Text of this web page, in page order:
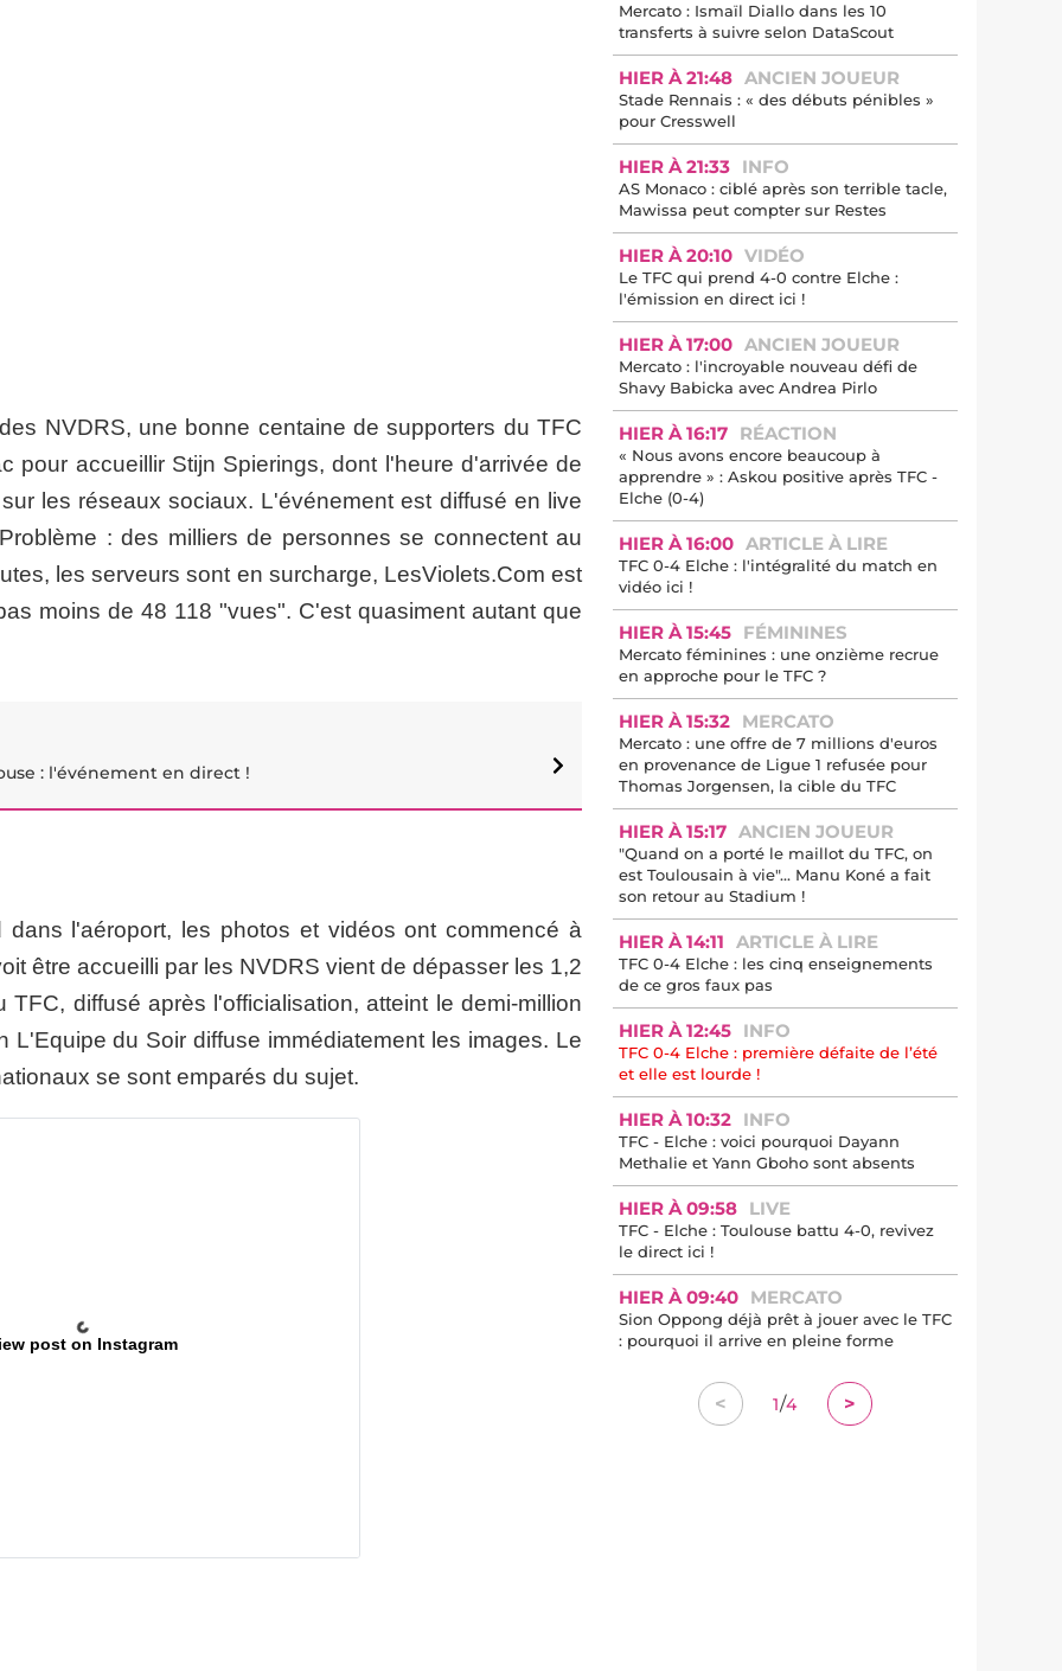
NVDRS, une bonne centaine de supporters du TFC
pour accueillir Stijn Spierings, dont l'heure d'arrivée de
les réseaux sociaux. L'événement est diffusé en live
: des milliers de personnes se connectent au
les serveurs sont en surcharge, LesViolets.Com est
moins de 48 118 "vues". C'est quasiment autant que
: l'événement en direct !
l'aéroport, les photos et vidéos ont commencé à
être accueilli par les NVDRS vient de dépasser les 1,2
diffusé après l'officialisation, atteint le demi-million
du Soir diffuse immédiatement les images. Le
se sont emparés du sujet.
post on Instagram
Mercato : Ismaïl Diallo dans les 10
transferts à suivre selon DataScout
HIER À 21:48 ANCIEN JOUEUR
Stade Rennais : « des débuts pénibles »
pour Cresswell
HIER À 21:33 INFO
AS Monaco : ciblé après son terrible tacle,
Mawissa peut compter sur Restes
HIER À 20:10 VIDÉO
Le TFC qui prend 4-0 contre Elche :
l'émission en direct ici !
HIER À 17:00 ANCIEN JOUEUR
Mercato : l'incroyable nouveau défi de
Shavy Babicka avec Andrea Pirlo
HIER À 16:17 RÉACTION
« Nous avons encore beaucoup à
apprendre » : Askou positive après TFC -
Elche (0-4)
HIER À 16:00 ARTICLE À LIRE
TFC 0-4 Elche : l'intégralité du match en
vidéo ici !
HIER À 15:45 FÉMININES
Mercato féminines : une onzième recrue
en approche pour le TFC ?
HIER À 15:32 MERCATO
Mercato : une offre de 7 millions d'euros
en provenance de Ligue 1 refusée pour
Thomas Jorgensen, la cible du TFC
HIER À 15:17 ANCIEN JOUEUR
"Quand on a porté le maillot du TFC, on
est Toulousain à vie"... Manu Koné a fait
son retour au Stadium !
HIER À 14:11 ARTICLE À LIRE
TFC 0-4 Elche : les cinq enseignements
de ce gros faux pas
HIER À 12:45 INFO
TFC 0-4 Elche : première défaite de l’été
et elle est lourde !
HIER À 10:32 INFO
TFC - Elche : voici pourquoi Dayann
Methalie et Yann Gboho sont absents
HIER À 09:58 LIVE
TFC - Elche : Toulouse battu 4-0, revivez
le direct ici !
HIER À 09:40 MERCATO
Sion Oppong déjà prêt à jouer avec le TFC
: pourquoi il arrive en pleine forme
< 1/4 >